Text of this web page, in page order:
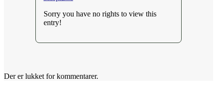
Sorry you have no rights to view this
entry!
Der er lukket for kommentarer.